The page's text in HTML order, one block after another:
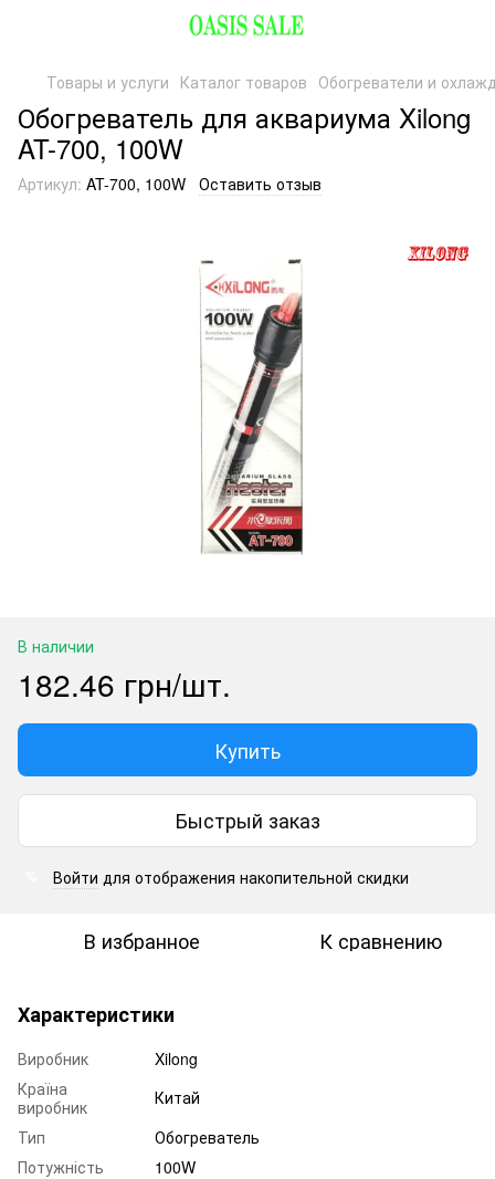
Товары и услуги Каталог товаров Обогреватели и
Обогреватель для аквариума Xilong
AT-700, 100W
Артикул: AT-700, 100W Оставить отзыв
В наличии
182.46 грн/шт.
Купить
Быстрый заказ
Войти для отображения накопительной скидки
В избранное К сравнению
Характеристики
Виробник
Xilong
Країна
виробник
Китай
Тип
Обогреватель
Потужність
100W